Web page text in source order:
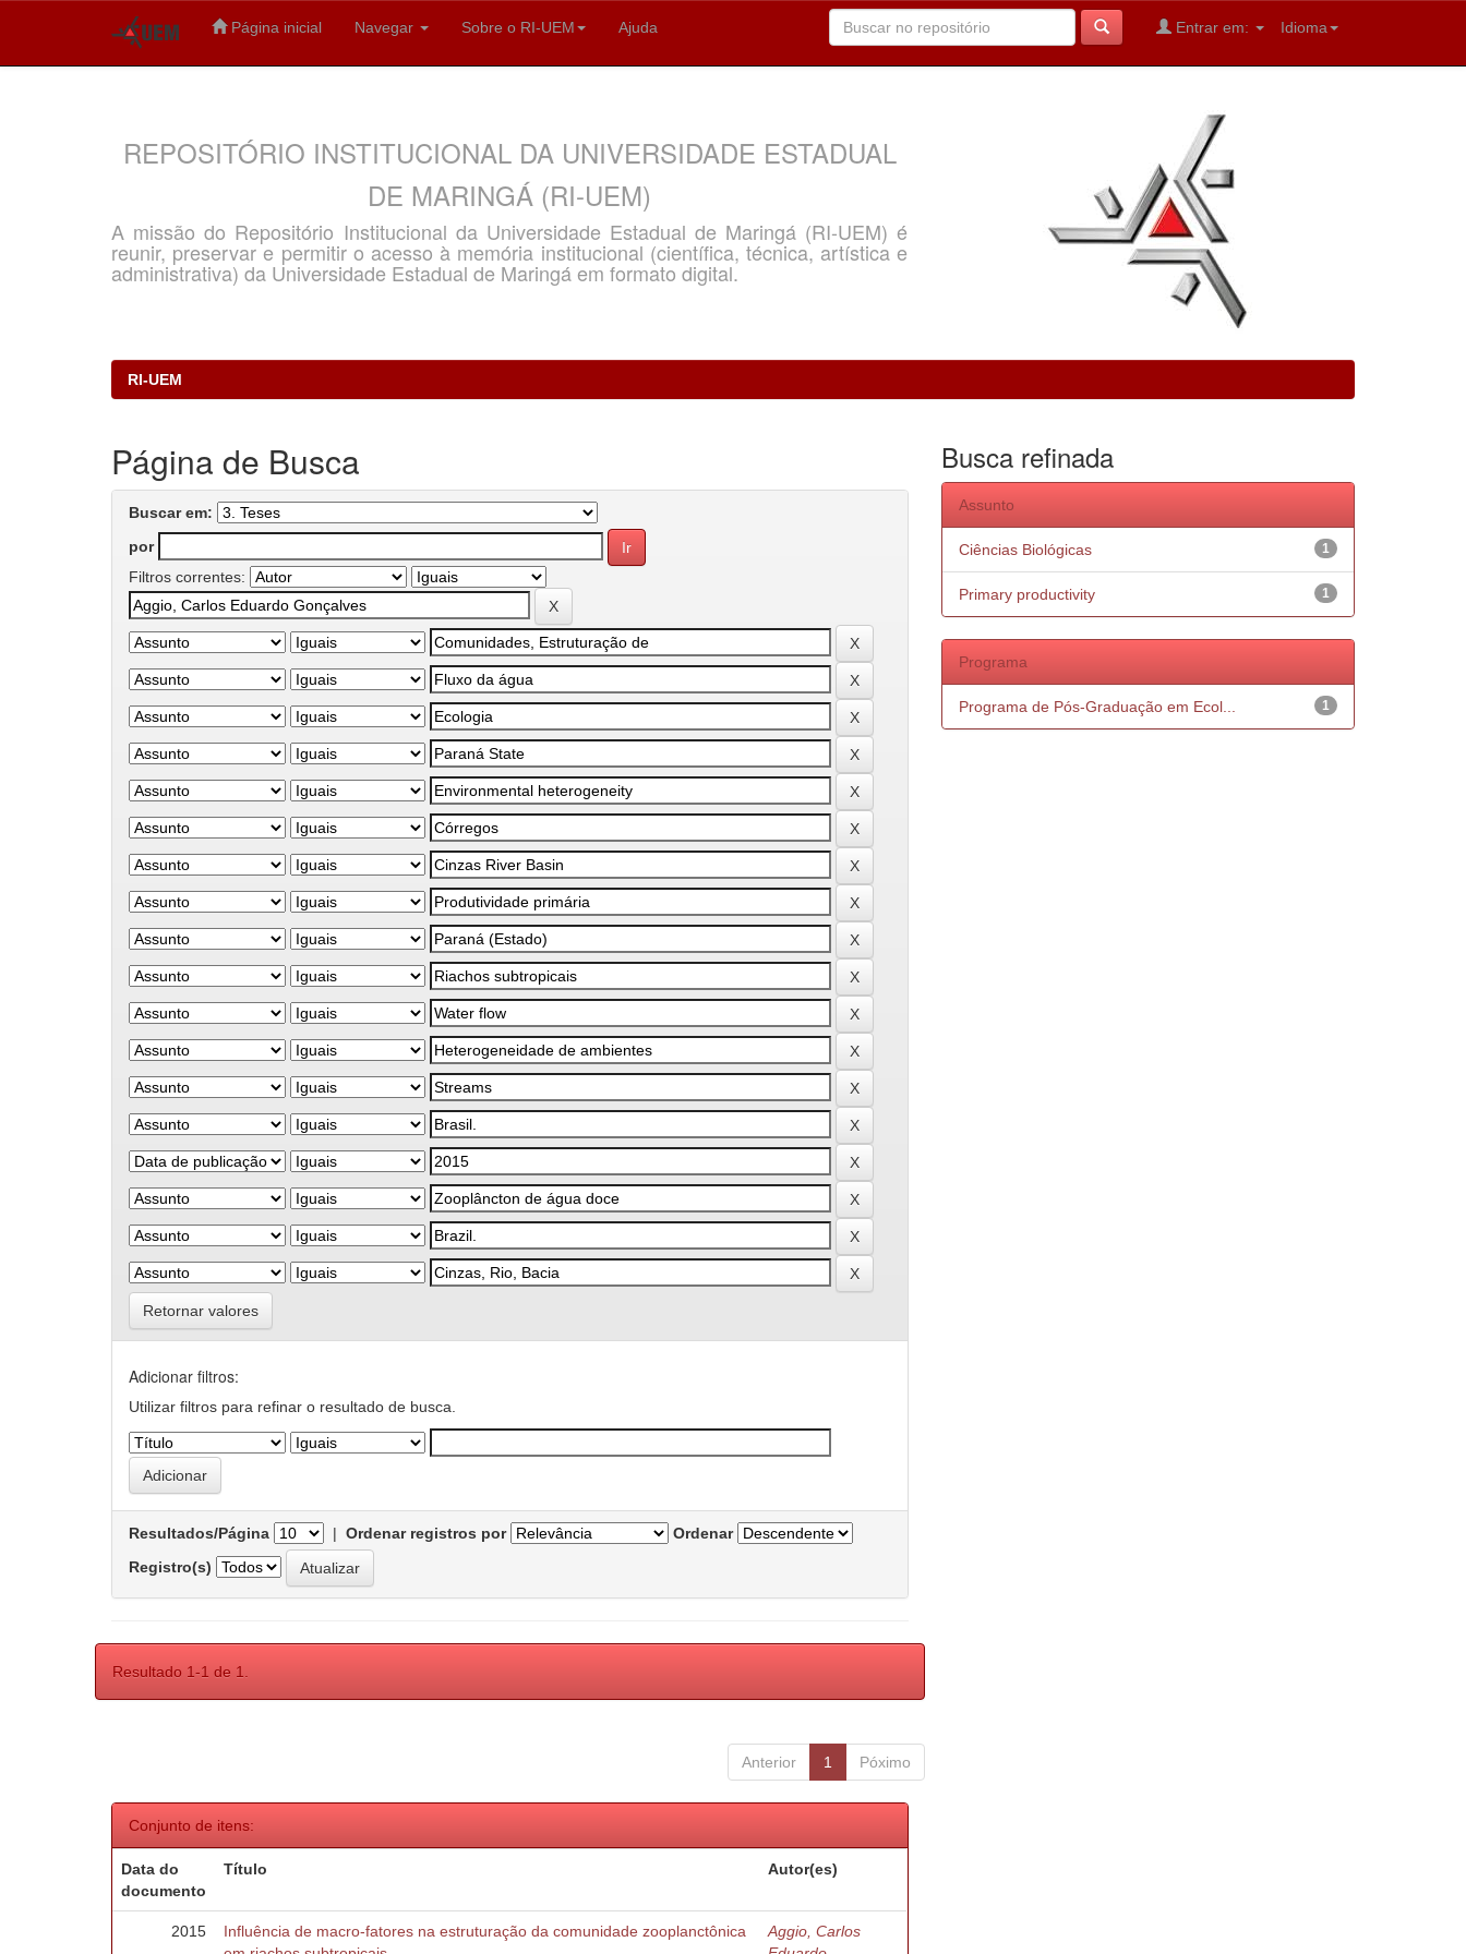
Página inicial Navegar Sobre o RI-UEM Ajuda Idioma
Entrar em:
REPOSITÓRIO INSTITUCIONAL DA UNIVERSIDADE ESTADUAL
DE MARINGÁ (RI-UEM)
A missão do Repositório Institucional da Universidade Estadual de Maringá (RI-UEM) é
reunir, preservar e permitir o acesso à memória institucional (científica, técnica, artística e
administrativa) da Universidade Estadual de Maringá em formato digital.
RI-UEM
Página de Busca
Buscar em:
por
Filtros correntes:
Retornar valores
Adicionar filtros:
Utilizar filtros para refinar o resultado de busca.
Resultados/Página | Ordenar registros por
Ordenar
Registro(s)
Resultado 1-1 de 1.
Anterior 1 Póximo
Conjunto de itens:
Data do
documento
Título Autor(es)
2015
Influência de macro-fatores na estruturação da comunidade zooplanctônica
Aggio, Carlos
Busca refinada
Assunto
1
Ciências Biológicas
1
Primary productivity
Programa
1
Programa de Pós-Graduação em Ecol...